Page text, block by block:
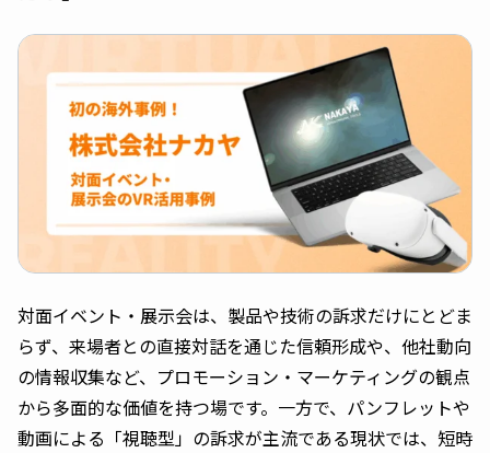
対面イベント・展示会は、製品や技術の訴求だけにとどま
らず、来場者との直接対話を通じた信頼形成や、他社動向
の情報収集など、プロモーション・マーケティングの観点
から多面的な価値を持つ場です。一方で、パンフレットや
動画による「視聴型」の訴求が主流である現状では、短時